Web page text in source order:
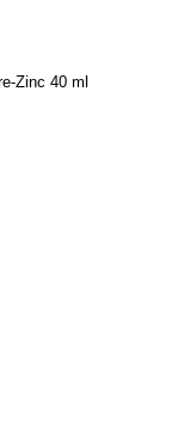
Zinc 40 ml